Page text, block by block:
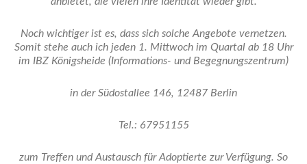
Noch wichtiger ist es, dass sich solche Angebote vernetzen.
Somit stehe auch ich jeden 1. Mittwoch im Quartal ab 18 Uhr
im IBZ Königsheide (Informations- und Begegnungszentrum)
in der Südostallee 146, 12487 Berlin
Tel.: 67951155
zum Treffen und Austausch für Adoptierte zur Verfügung. So